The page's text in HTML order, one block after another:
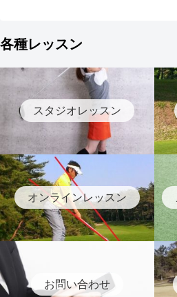
各種レッスン
スタジオレッスン
オンラインレッスン
お問い合わせ